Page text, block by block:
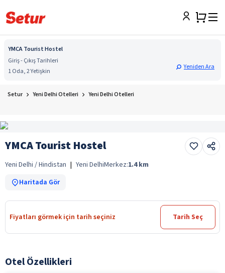
YMCA Tourist Hostel
Giriş - Çıkış Tarihleri
1 Oda, 2 Yetişkin
Yeniden Ara
Setur Yeni Delhi Otelleri Yeni Delhi Otelleri
YMCA Tourist Hostel
Yeni Delhi / Hindistan | Yeni DelhiMerkez:1.4 km
Haritada Gör
Fiyatları görmek için tarih seçiniz Tarih Seç
Otel Özellikleri